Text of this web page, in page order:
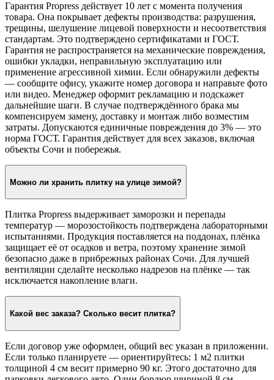
Гарантия Propress действует 10 лет с момента получения
товара. Она покрывает дефекты производства: разрушения,
трещины, шелушение лицевой поверхности и несоответствия
стандартам. Это подтверждено сертификатами и ГОСТ.
Гарантия не распространяется на механические повреждения,
ошибки укладки, неправильную эксплуатацию или
применение агрессивной химии. Если обнаружили дефекты
— сообщите офису, укажите номер договора и направьте фото
или видео. Менеджер оформит рекламацию и подскажет
дальнейшие шаги. В случае подтверждённого брака мы
компенсируем замену, доставку и монтаж либо возместим
затраты. Допускаются единичные повреждения до 3% — это
норма ГОСТ. Гарантия действует для всех заказов, включая
объекты Сочи и побережья.
Можно ли хранить плитку на улице зимой?
Плитка Propress выдерживает заморозки и перепады
температур — морозостойкость подтверждена лабораторными
испытаниями. Продукция поставляется на поддонах, плёнка
защищает её от осадков и ветра, поэтому хранение зимой
безопасно даже в прибрежных районах Сочи. Для лучшей
вентиляции сделайте несколько надрезов на плёнке — так
исключается накопление влаги.
Какой вес заказа? Сколько весит плитка?
Если договор уже оформлен, общий вес указан в приложении.
Если только планируете — ориентируйтесь: 1 м2 плитки
толщиной 4 см весит примерно 90 кг. Этого достаточно для